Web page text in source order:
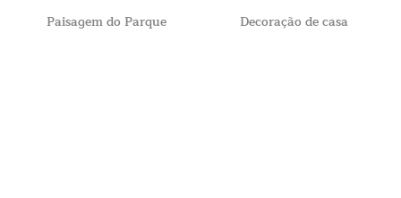
Paisagem do Parque Decoração de casa